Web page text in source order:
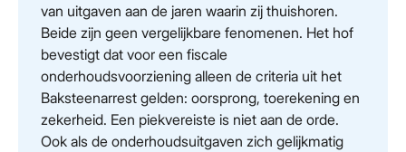
van uitgaven aan de jaren waarin zij thuishoren.
Beide zijn geen vergelijkbare fenomenen. Het hof
bevestigt dat voor een fiscale
onderhoudsvoorziening alleen de criteria uit het
Baksteenarrest gelden: oorsprong, toerekening en
zekerheid. Een piekvereiste is niet aan de orde.
Ook als de onderhoudsuitgaven zich gelijkmatig